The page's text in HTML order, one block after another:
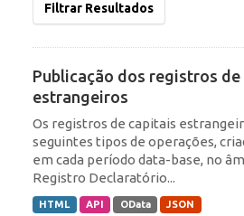
Filtrar Resultados
Publicação dos registros
estrangeiros
Os registros de capitais
seguintes tipos de operações,
em cada período data-base, no
Registro Declaratório...
HTML API OData JSON